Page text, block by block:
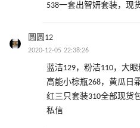
538一套出智妍套装，现
圆圆12
2020-12-05 22:38:26
蓝洁129，粉洁110，大眼
高能小棕瓶268，黄瓜日
红三只套装310全部现货
私信